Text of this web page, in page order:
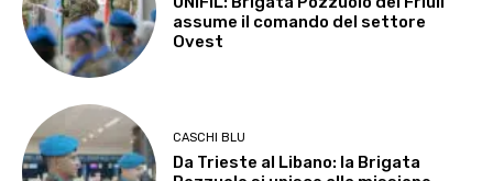
assume il comando del settore
Ovest
CASCHI BLU
Da Trieste al Libano: la Brigata